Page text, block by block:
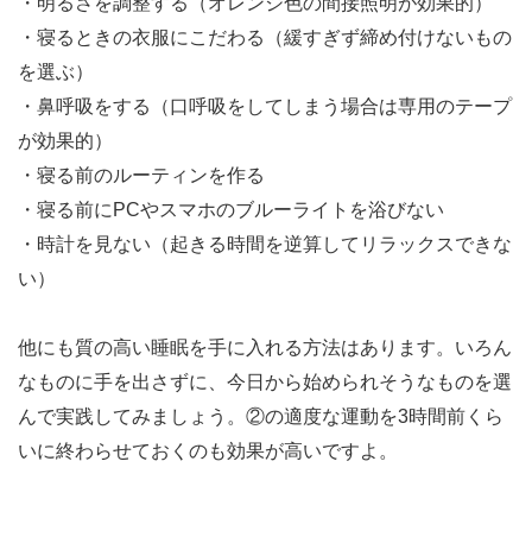
・寝るときの衣服にこだわる（緩すぎず締め付けないもの
を選ぶ）
・鼻呼吸をする（口呼吸をしてしまう場合は専用のテープ
が効果的）
・寝る前のルーティンを作る
・寝る前にPCやスマホのブルーライトを浴びない
・時計を見ない（起きる時間を逆算してリラックスできな
い）
他にも質の高い睡眠を手に入れる方法はあります。いろん
なものに手を出さずに、今日から始められそうなものを選
んで実践してみましょう。②の適度な運動を3時間前くら
いに終わらせておくのも効果が高いですよ。